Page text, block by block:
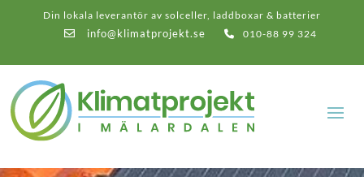
Din lokala leverantör av solceller, laddboxar & batterier
info@klimatprojekt.se 010-88 99 324